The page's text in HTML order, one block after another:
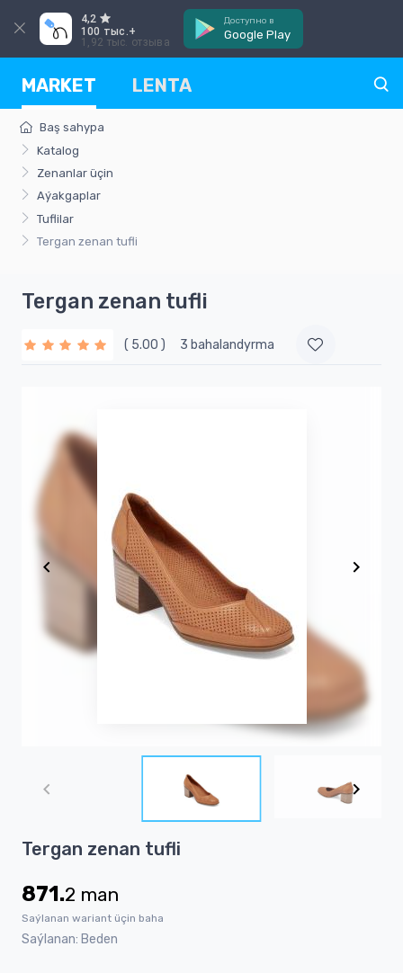
4,2
100 тыс.+
1,92 тыс. отзыва
Доступно в
Google Play
MARKET LENTA
Baş sahypa
Katalog
Zenanlar üçin
Aýakgaplar
Tuflilar
Tergan zenan tufli
Tergan zenan tufli
( 5.00 ) 3 bahalandyrma
1
4
Tergan zenan tufli
871.2 man
Saýlanan wariant üçin baha
Saýlanan: Beden